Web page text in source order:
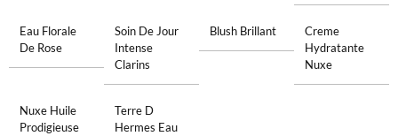
Eau Florale
De Rose
Soin De Jour
Intense
Clarins
Blush Brillant
Creme
Hydratante
Nuxe
Nuxe Huile
Prodigieuse
Terre D
Hermes Eau